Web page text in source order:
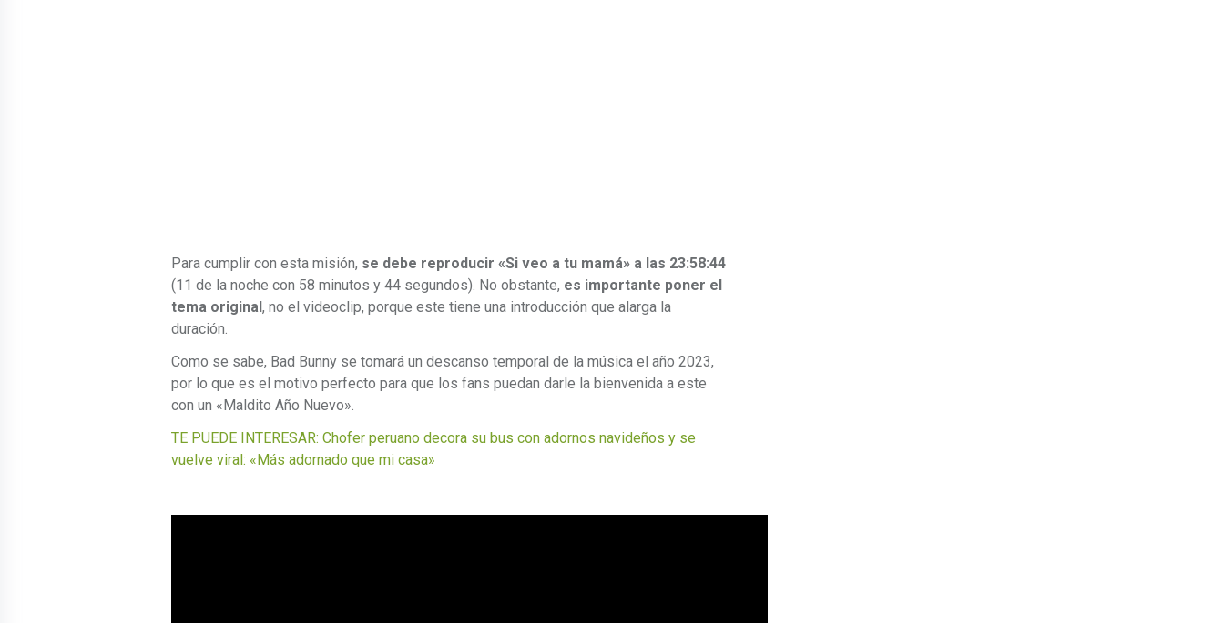
Para cumplir con esta misión, se debe reproducir «Si veo a tu mamá» a las 23:58:44
(11 de la noche con 58 minutos y 44 segundos). No obstante, es importante poner el
tema original, no el videoclip, porque este tiene una introducción que alarga la
duración.
Como se sabe, Bad Bunny se tomará un descanso temporal de la música el año 2023,
por lo que es el motivo perfecto para que los fans puedan darle la bienvenida a este
con un «Maldito Año Nuevo».
TE PUEDE INTERESAR: Chofer peruano decora su bus con adornos navideños y se
vuelve viral: «Más adornado que mi casa»